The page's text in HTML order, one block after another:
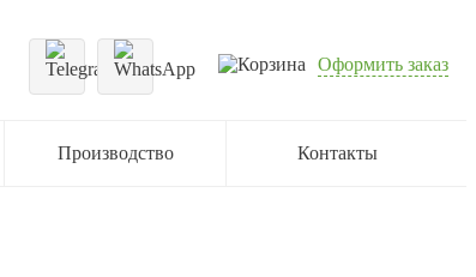
Оформить заказ
Производство Контакты